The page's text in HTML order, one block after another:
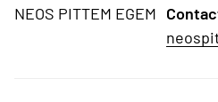
NEOS PITTEM EGEM